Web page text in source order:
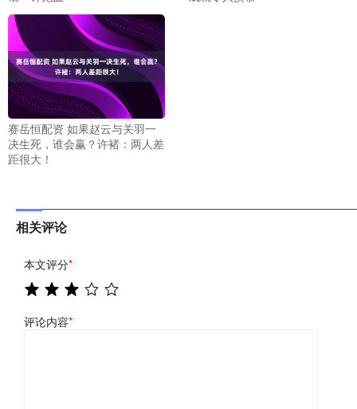
赛岳恒配资 如果赵云与关羽一
决生死，谁会赢？许褚：两人差
距很大！
相关评论
本文评分*
评论内容*